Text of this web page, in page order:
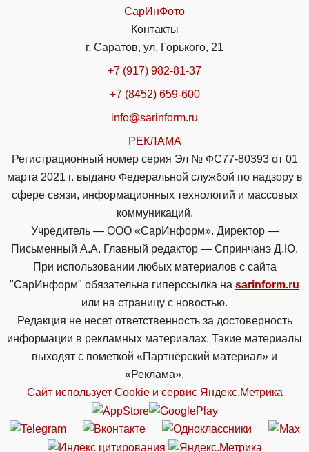
СарИнФото
Контакты
г. Саратов, ул. Горького, 21
+7 (917) 982-81-37
+7 (8452) 659-600
info@sarinform.ru
РЕКЛАМА
Регистрационный номер серия Эл № ФС77-80393 от 01
марта 2021 г. выдано Федеральной службой по надзору в
сфере связи, информационных технологий и массовых
коммуникаций.
Учредитель — ООО «СарИнформ». Директор —
Письменный А.А. Главный редактор — Спринчанэ Д.Ю.
При использовании любых материалов с сайта
"СарИнформ" обязательна гиперссылка на sarinform.ru
или на страницу с новостью.
Редакция не несет ответственность за достоверность
информации в рекламных материалах. Такие материалы
выходят с пометкой «Партнёрский материал» и
«Реклама».
Сайт использует Cookie и сервиc Яндекс.Метрика